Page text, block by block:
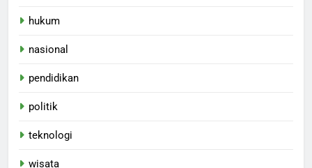
hukum
nasional
pendidikan
politik
teknologi
wisata